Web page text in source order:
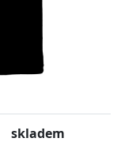
skladem